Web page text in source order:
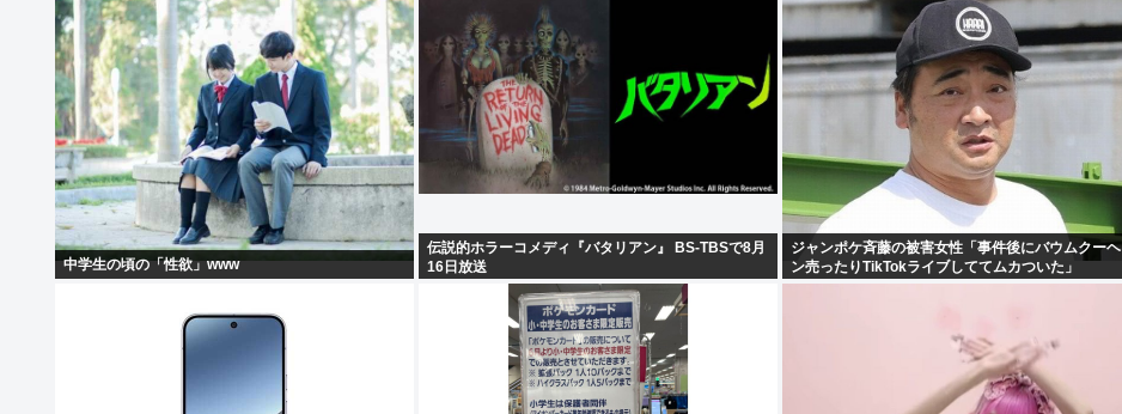
中学生の頃の「性欲」www
伝説的ホラーコメディ『バタリアン』 BS-TBSで8月
16日放送
ジャンポケ斉藤の被害女性「事件後にバウムクーヘ
ン売ったりTikTokライブしててムカついた」